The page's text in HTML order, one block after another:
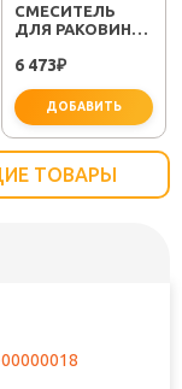
СМЕСИТЕЛЬ
ДЛЯ РАКОВИНЫ
TOK-SEM-1011
6 473₽
ДОБАВИТЬ
ТОВАРЫ